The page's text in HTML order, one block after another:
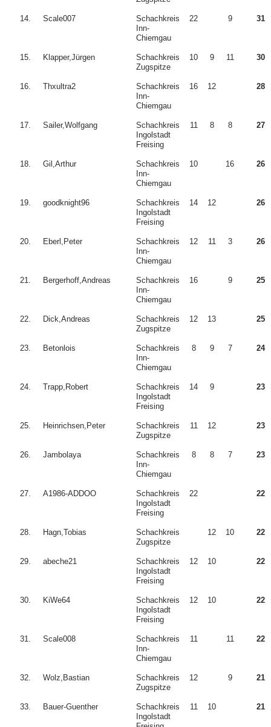
14. Scale007
Schachkreis
Inn-
Chiemgau
22 9 31
15. Klapper,Jürgen
Schachkreis
Zugspitze
10 9 11 30
16. Thxultra2
Schachkreis
Inn-
Chiemgau
16 12 28
17. Sailer,Wolfgang
Schachkreis
Ingolstadt
Freising
11 8 8 27
18. Gil,Arthur
Schachkreis
Inn-
Chiemgau
10 16 26
19. goodknight96
Schachkreis
Ingolstadt
Freising
14 12 26
20. Eberl,Peter
Schachkreis
Inn-
Chiemgau
12 11 3 26
21. Bergerhoff,Andreas
Schachkreis
Inn-
Chiemgau
16 9 25
22. Dick,Andreas
Schachkreis
Zugspitze
12 13 25
23. Betonlois
Schachkreis
Inn-
Chiemgau
8 9 7 24
24. Trapp,Robert
Schachkreis
Ingolstadt
Freising
14 9 23
25. Heinrichsen,Peter
Schachkreis
Zugspitze
11 12 23
26. Jambolaya
Schachkreis
Inn-
Chiemgau
8 8 7 23
27. A1986-ADDOO
Schachkreis
Ingolstadt
Freising
22 22
28. Hagn,Tobias
Schachkreis
Zugspitze
12 10 22
29. abeche21
Schachkreis
Ingolstadt
Freising
12 10 22
30. KiWe64
Schachkreis
Ingolstadt
Freising
12 10 22
31. Scale008
Schachkreis
Inn-
Chiemgau
11 11 22
32. Wolz,Bastian
Schachkreis
Zugspitze
12 9 21
33. Bauer-Guenther
Schachkreis
Ingolstadt
11 10 21